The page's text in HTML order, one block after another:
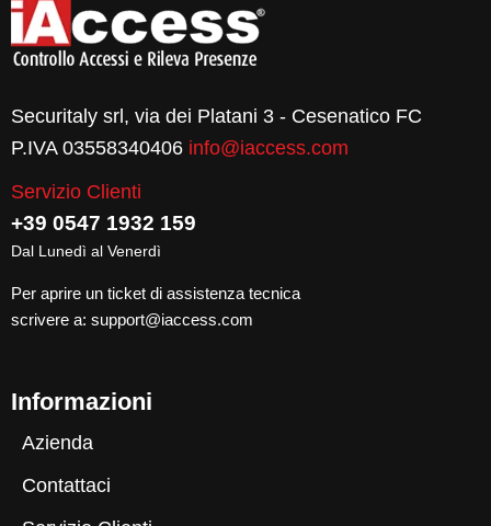
Securitaly srl, via dei Platani 3 - Cesenatico FC
P.IVA 03558340406 info@iaccess.com
Servizio Clienti
+39 0547 1932 159
Dal Lunedì al Venerdì
Per aprire un ticket di assistenza tecnica
scrivere a: support@iaccess.com
Informazioni
Azienda
Contattaci